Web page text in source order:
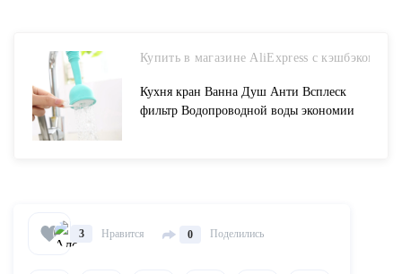
Купить в магазине AliExpress с кэшбэком
Кухня кран Ванна Душ Анти Всплеск
фильтр Водопроводной воды экономии
3 Нравится 0 Поделились